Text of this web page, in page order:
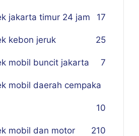
jakarta timur 24 jam 17
kebon jeruk 25
mobil buncit jakarta 7
mobil daerah cempaka
10
mobil dan motor 210